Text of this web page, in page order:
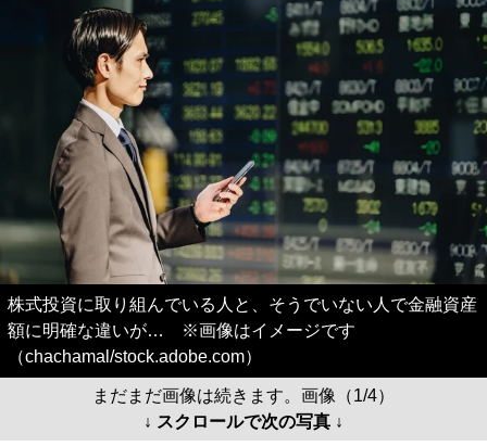
株式投資に取り組んでいる⼈と、そうでいない⼈で金融資産
額に明確な違いが… ※画像はイメージです
（chachamal/stock.adobe.com）
まだまだ画像は続きます。画像（1/4）
↓ スクロールで次の写真 ↓